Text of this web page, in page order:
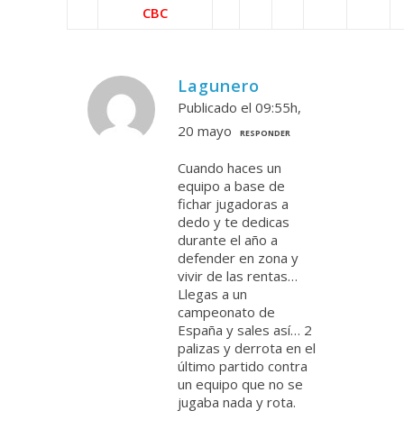
CBC
Lagunero
Publicado el 09:55h,
20 mayo
RESPONDER
Cuando haces un
equipo a base de
fichar jugadoras a
dedo y te dedicas
durante el año a
defender en zona y
vivir de las rentas…
Llegas a un
campeonato de
España y sales así… 2
palizas y derrota en el
último partido contra
un equipo que no se
jugaba nada y rota.